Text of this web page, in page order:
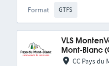
Format GTFS
VLS
Mont-Blanc
CC Pays du